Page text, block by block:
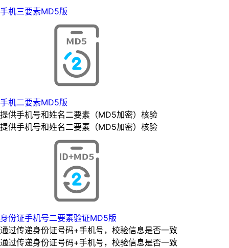
手机三要素MD5版
手机二要素MD5版
提供手机号和姓名二要素（MD5加密）核验
提供手机号和姓名二要素（MD5加密）核验
身份证手机号二要素验证MD5版
通过传递身份证号码+手机号，校验信息是否一致
通过传递身份证号码+手机号，校验信息是否一致